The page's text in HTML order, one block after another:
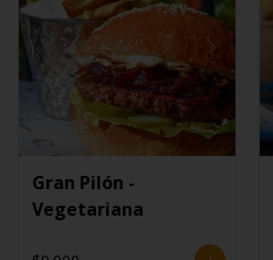
Gran Pilón -
Vegetariana